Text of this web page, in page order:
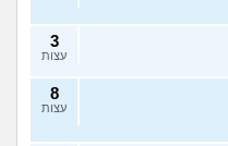
3
עצות
8
עצות